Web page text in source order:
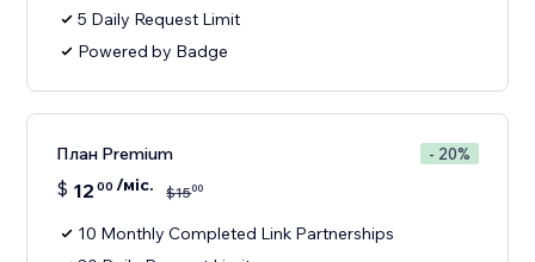
5 Daily Request Limit
Powered by Badge
План Premium - 20%
$ 12 00 /міс. $1500
10 Monthly Completed Link Partnerships